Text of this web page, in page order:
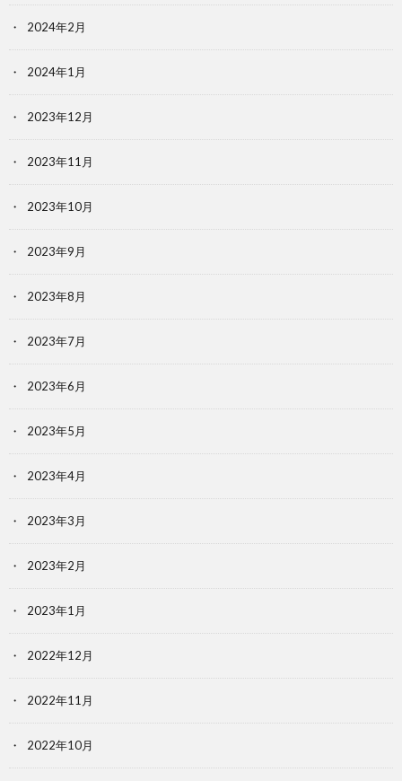
2024年2月
2024年1月
2023年12月
2023年11月
2023年10月
2023年9月
2023年8月
2023年7月
2023年6月
2023年5月
2023年4月
2023年3月
2023年2月
2023年1月
2022年12月
2022年11月
2022年10月